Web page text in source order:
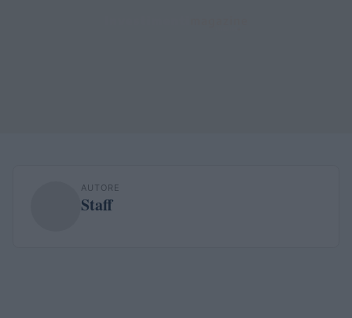
AUTORE
Staff